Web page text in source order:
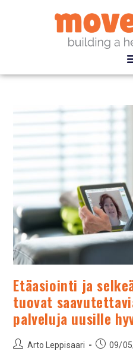
Etäasiointi ja
tuovat
palveluja uusille
Arto Leppisaari 09/